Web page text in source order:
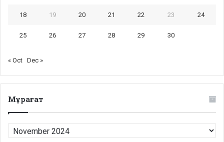
18 19 20 21 22 23 24
25 26 27 28 29 30
« Oct Dec »
Мұрағат
Мұрағат